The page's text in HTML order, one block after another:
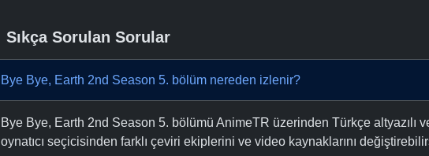
Sıkça Sorulan Sorular
Bye Bye, Earth 2nd Season 5. bölüm nereden izlenir?
Bye Bye, Earth 2nd Season 5. bölümü AnimeTR üzerinden Türkçe altyazılı
oynatıcı seçicisinden farklı çeviri ekiplerini ve video kaynaklarını